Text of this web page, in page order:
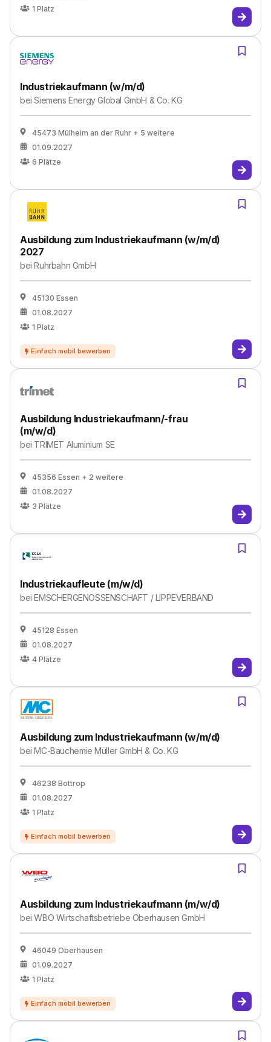
1 Platz
Industriekaufmann (w/m/d)
beiSiemens Energy Global GmbH & Co. KG
45473 Mülheim an der Ruhr + 5 weitere
01.09.2027
6 Plätze
Ausbildung zum Industriekaufmann (w/m/d)
2027
beiRuhrbahn GmbH
45130 Essen
01.08.2027
1 Platz
Ausbildung Industriekaufmann/-frau
(m/w/d)
bei TRIMET Aluminium SE
45356 Essen + 2 weitere
01.08.2027
3 Plätze
Industriekaufleute (m/w/d)
beiEMSCHERGENOSSENSCHAFT / LIPPEVERBAND
45128 Essen
01.08.2027
4 Plätze
Ausbildung zum Industriekaufmann (w/m/d)
beiMC-Bauchemie Müller GmbH & Co. KG
46238 Bottrop
01.08.2027
1 Platz
Ausbildung zum Industriekaufmann (m/w/d)
beiWBO Wirtschaftsbetriebe Oberhausen GmbH
46049 Oberhausen
01.09.2027
1 Platz